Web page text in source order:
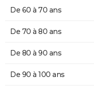
De 60 à 70 ans
De 70 à 80 ans
De 80 à 90 ans
De 90 à 100 ans